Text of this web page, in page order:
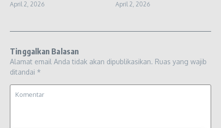
April 2, 2026 April 2, 2026
Tinggalkan Balasan
Alamat email Anda tidak akan dipublikasikan. Ruas yang wajib
ditandai *